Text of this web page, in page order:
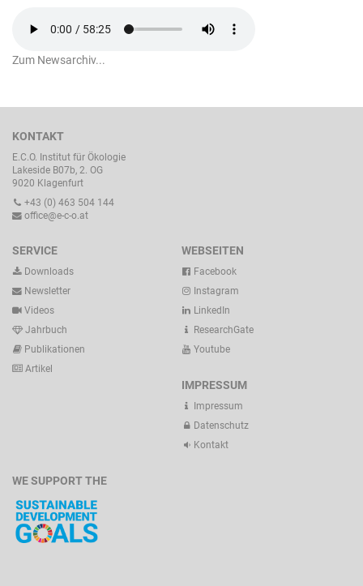
Zum Newsarchiv...
KONTAKT
E.C.O. Institut für Ökologie
Lakeside B07b, 2. OG
9020 Klagenfurt
+43 (0) 463 504 144
office@e-c-o.at
SERVICE
Downloads
Newsletter
Videos
Jahrbuch
Publikationen
Artikel
WEBSEITEN
Facebook
Instagram
LinkedIn
ResearchGate
Youtube
IMPRESSUM
Impressum
Datenschutz
Kontakt
WE SUPPORT THE